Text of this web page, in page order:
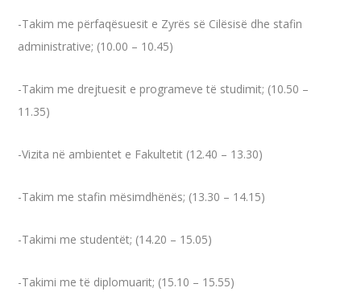
-Takim me përfaqësuesit e Zyrës së Cilësisë dhe stafin
administrative; (10.00 – 10.45)
-Takim me drejtuesit e programeve të studimit; (10.50 –
11.35)
-Vizita në ambientet e Fakultetit (12.40 – 13.30)
-Takim me stafin mësimdhënës; (13.30 – 14.15)
-Takimi me studentët; (14.20 – 15.05)
-Takimi me të diplomuarit; (15.10 – 15.55)